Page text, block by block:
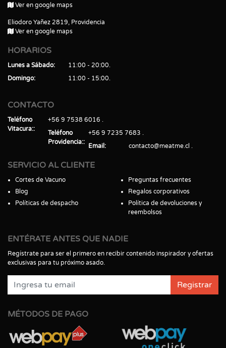
Ver en google maps
Eliodoro Yañez 2819, Providencia
Ver en google maps
HORARIOS
Lunes a Sábado
11:00 - 20:00
Domingo
11:00 - 15:00
CONTACTO
Teléfono
Vitacura:
+56 9 7538 6016
Teléfono
Providencia:
+56 9 7235 7683
Email
contacto@meatme.cl
SERVICIO AL CLIENTE
Cortes de Vacuno
Blog
Políticas de despacho
Preguntas frecuentes
Regalos corporativos
Política de devoluciones y
reembolsos
ENTÉRATE ANTES QUE NADIE
Regístrate para ser el primero en recibir contenido inspirador y ofertas
exclusivas para tu próximo asado.
Registrar
MÉTODOS DE PAGO